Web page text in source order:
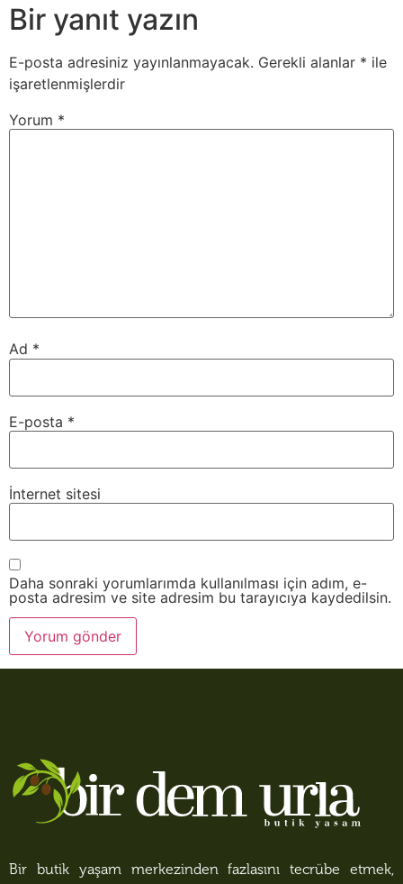
Bir yanıt yazın
E-posta adresiniz yayınlanmayacak. Gerekli alanlar * ile
işaretlenmişlerdir
Yorum *
Ad *
E-posta *
İnternet sitesi
Daha sonraki yorumlarımda kullanılması için adım, e-
posta adresim ve site adresim bu tarayıcıya kaydedilsin.
Bir butik yaşam merkezinden fazlasını tecrübe etmek,